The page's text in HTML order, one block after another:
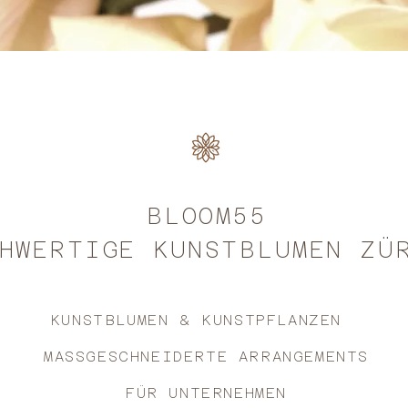
BLOOM55
KUNSTBLUMEN
KUNSTBLUMEN & KUNSTPFLANZEN
MASSGESCHNEIDERTE ARRANGEMENTS
FÜR UNTERNEHMEN